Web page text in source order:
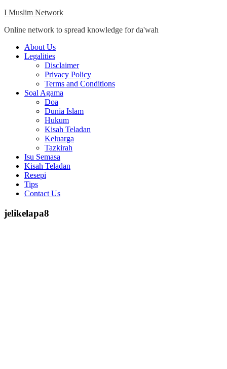
Skip
content
I Muslim Network
Online network to spread knowledge for da'wah
Close
Menu
About Us
Legalities
Disclaimer
Privacy Policy
Terms and Conditions
Soal Agama
Doa
Dunia Islam
Hukum
Kisah Teladan
Keluarga
Tazkirah
Isu Semasa
Kisah Teladan
Resepi
Tips
Contact Us
jelikelapa8